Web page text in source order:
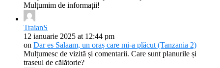
Mulțumim de informații!
TraianS
12 ianuarie 2025 at 12:44 pm
on Dar es Salaam, un oraș care mi-a plăcut (Tanzania 2)
Mulțumesc de vizită și comentarii. Care sunt planurile și
traseul de călătorie?